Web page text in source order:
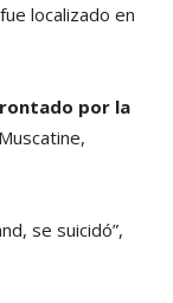
localizado en
por la
se suicidó”,